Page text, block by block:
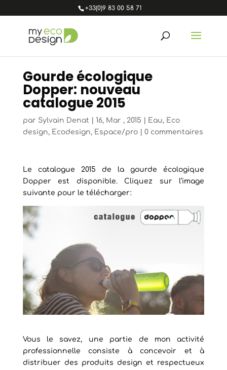
+33(0)9 83 00 58 71
Gourde écologique
Dopper: nouveau
catalogue 2015
par Sylvain Denat 16, Mar , 2015 Eau, Eco
design, Ecodesign, Espace/pro| 0 commentaires
Le catalogue 2015 de la gourde écologique
Dopper est disponible. Cliquez sur l’image
suivante pour le télécharger:
Vous le savez, une partie de mon activité
professionnelle consiste à concevoir et à
distribuer des produits design et respectueux